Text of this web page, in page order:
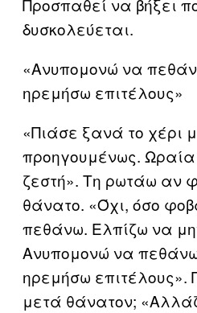
Προσπαθεί να βήξει
δυσκολεύεται.
«Ανυπομονώ να
ηρεμήσω επιτέλους»
«Πιάσε ξανά το χέρι
προηγουμένως. Ωραία
ζεστή». Τη ρωτάω αν
θάνατο. «Όχι, όσο
πεθάνω. Ελπίζω να
Ανυπομονώ να
ηρεμήσω επιτέλους».
μετά θάνατον;